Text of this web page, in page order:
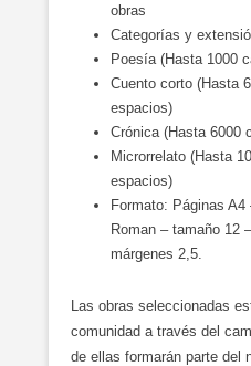
obras
Categorías y
Poesía (Hasta 1000
Cuento corto (Hasta
espacios)
Crónica (Hasta 6000
Microrrelato (Hasta
espacios)
Formato: Páginas
Roman – tamaño 12
márgenes 2,5.
Las obras seleccionadas
comunidad a través del
de ellas formarán parte del